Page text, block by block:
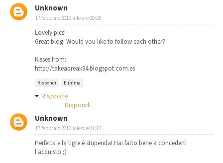
Unknown
17 febbraio 2013 alle ore 00:25
Lovely pics!
Great blog! Would you like to follow each other?
Kisses from:
http://takeabreak94.blogspot.com.es
Rispondi Elimina
Risposte
Rispondi
Unknown
17 febbraio 2013 alle ore 01:12
Perfetta e la tigre è stupenda! Hai fatto bene a concederti
l'acquisto ;)